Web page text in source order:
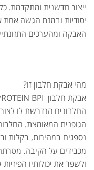
ייצור חדשנית ומתקדמת.
יסודיות ובמנת הגשה
האבקה ומהערכים
מהי אבקת חלבון זו?
החלבונים הנדרשת לו
הגופנית המאומצת.
נספגים במהירות, בקלות
מכבידים על הקיבה.
ולשפר את יכולותיו